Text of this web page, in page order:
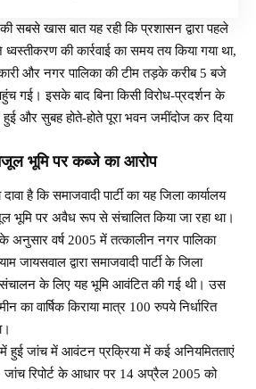
की सबसे खास बात यह रही कि प्रशासन द्वारा पहले
की कार्रवाई का समय तय किया गया था,
और नगर पालिका की टीम तड़के करीब 5 बजे
गई। इसके बाद बिना किसी विरोध-प्रदर्शन के
हुई और सुबह होते-होते पूरा भवन जमींदोज कर दिया
भूमि पर कब्जे का आरोप
है कि समाजवादी पार्टी का यह जिला कार्यालय
भूमि पर अवैध रूप से संचालित किया जा रहा था।
के अनुसार वर्ष 2005 में तत्कालीन नगर पालिका
जायसवाल द्वारा समाजवादी पार्टी के जिला
संचालन के लिए यह भूमि आवंटित की गई थी। उस
का वार्षिक किराया मात्र 100 रुपये निर्धारित
में हुई जांच में आवंटन प्रक्रिया में कई अनियमितताएं
रिपोर्ट के आधार पर 14 अप्रैल 2005 को